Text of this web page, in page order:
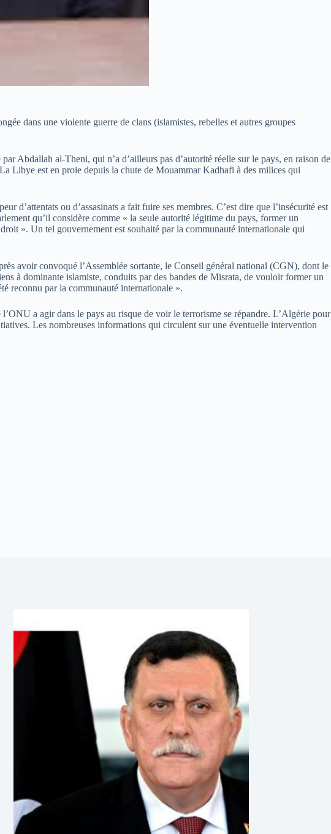
dans une violente guerre de clans (islamistes, rebelles et autres groupes
Abdallah al-Theni, qui n’a d’ailleurs pas d’autorité réelle sur le pays, en raison de
Libye est en proie depuis la chute de Mouammar Kadhafi à des milices qui
d’attentats ou d’assasinats a fait fuire ses membres. C’est dire que l’insécurité est
qu’il considère comme « la seule autorité légitime du pays, former un
». Un tel gouvernement est souhaité par la communauté internationale qui
avoir convoqué l’Assemblée sortante, le Conseil général national (CGN), dont le
à dominante islamiste, conduits par des bandes de Misrata, de vouloir former un
reconnu par la communauté internationale ».
a agir dans le pays au risque de voir le terrorisme se répandre. L’Algérie pour
Les nombreuses informations qui circulent sur une éventuelle intervention